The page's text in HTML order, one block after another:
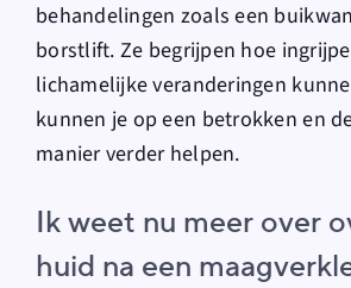
behandelingen zoals een
borstlift. Ze begrijpen hoe
lichamelijke veranderingen
kunnen je op een betrokken en
manier verder helpen.
Ik weet nu meer over
huid na een